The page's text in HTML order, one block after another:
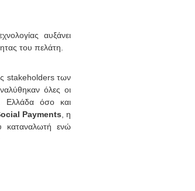
αυξάνει
του πελάτη.
stakeholders των
όλες οι
Ελλάδα όσο και
Payments , η
καταναλωτή ενώ